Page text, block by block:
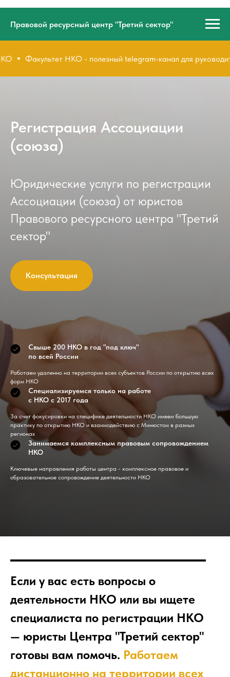
Правовой ресурсный центр "Третий сектор"
Факультет НКО - полезный telegram-канал для руководителей
Регистрация Ассоциации
(союза)
Юридические услуги по регистрации
Ассоциации (союза) от юристов
Правового ресурсного центра "Третий
сектор"
Консультация
Свыше 200 НКО в год "под ключ"
по всей России
Работаем удаленно на территории всех субъектов России по открытию всех
форм НКО
Специализируемся только на работе
с НКО с 2017 года
За счет фокусировки на специфике деятельности НКО имеем большую
практику по открытию НКО и взаимодействию с Минюстом в разных
регионах
Занимаемся комплексным правовым сопровождением
НКО
Ключевые направления работы центра - комплексное правовое и
образовательное сопровождение деятельности НКО
Если у вас есть вопросы о
деятельности НКО или вы ищете
специалиста по регистрации НКО
— юристы Центра "Третий сектор"
готовы вам помочь. Работаем
дистанционно на территории всех